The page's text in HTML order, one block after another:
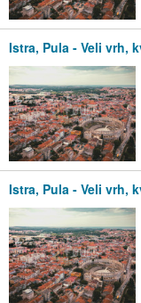
Istra, Pula - Veli vrh,
Istra, Pula - Veli vrh,